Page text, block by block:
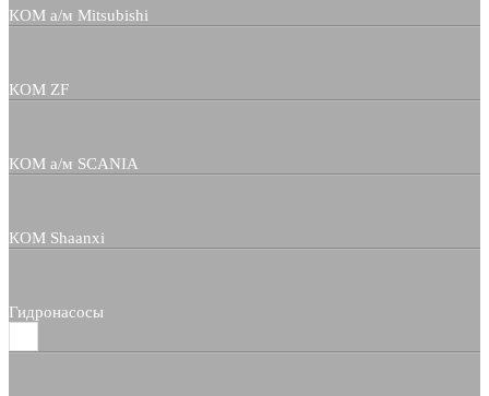
КОМ а/м Mitsubishi
КОМ ZF
КОМ а/м SCANIA
КОМ Shaanxi
Гидронасосы